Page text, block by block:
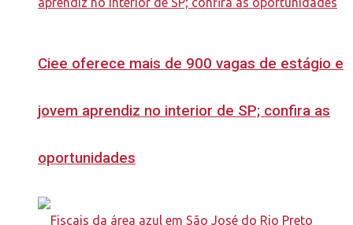
Ciee oferece mais de 900 vagas de estágio e
jovem aprendiz no interior de SP; confira as
oportunidades